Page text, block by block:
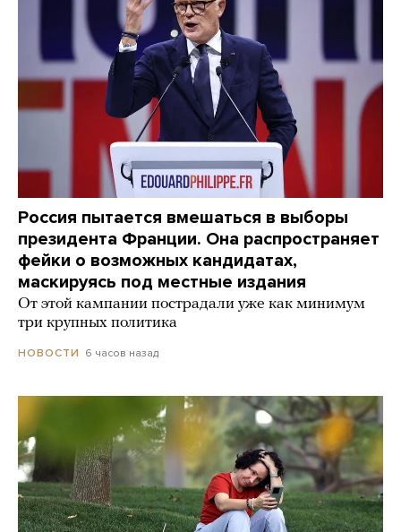
Россия пытается вмешаться в выборы
президента Франции. Она распространяет
фейки о возможных кандидатах,
маскируясь под местные издания
От этой кампании пострадали уже как минимум
три крупных политика
НОВОСТИ 6 часов назад